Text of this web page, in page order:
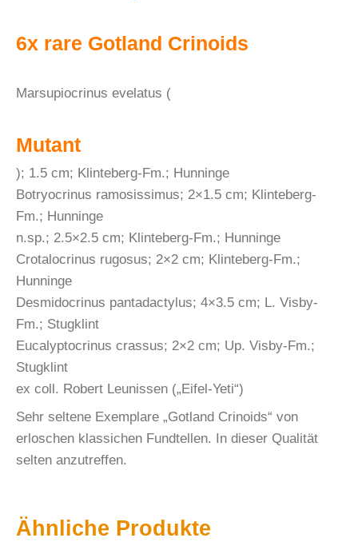
6x rare Gotland Crinoids
Marsupiocrinus evelatus (
Mutant
); 1.5 cm; Klinteberg-Fm.; Hunninge
Botryocrinus ramosissimus; 2×1.5 cm; Klinteberg-
Fm.; Hunninge
n.sp.; 2.5×2.5 cm; Klinteberg-Fm.; Hunninge
Crotalocrinus rugosus; 2×2 cm; Klinteberg-Fm.;
Hunninge
Desmidocrinus pantadactylus; 4×3.5 cm; L. Visby-
Fm.; Stugklint
Eucalyptocrinus crassus; 2×2 cm; Up. Visby-Fm.;
Stugklint
ex coll. Robert Leunissen („Eifel-Yeti“)
Sehr seltene Exemplare „Gotland Crinoids“ von
erloschen klassichen Fundtellen. In dieser Qualität
selten anzutreffen.
Ähnliche Produkte